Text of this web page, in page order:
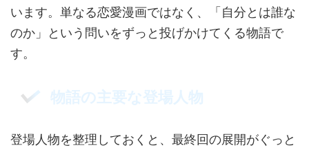
います。単なる恋愛漫画ではなく、「自分とは誰な
のか」という問いをずっと投げかけてくる物語で
す。
物語の主要な登場人物
登場人物を整理しておくと、最終回の展開がぐっと